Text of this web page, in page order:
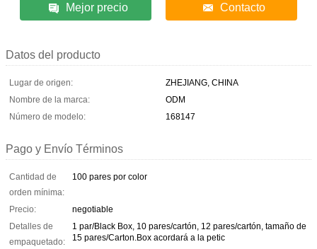
Mejor precio Contacto
Datos del producto
Lugar de origen:
ZHEJIANG, CHINA
Nombre de la marca:
ODM
Número de modelo:
168147
Pago y Envío Términos
Cantidad de
orden mínima:
100 pares por color
Precio:
negotiable
Detalles de
empaquetado:
1 par/Black Box, 10 pares/cartón, 12 pares/cartón, tamaño de
15 pares/Carton.Box acordará a la petic